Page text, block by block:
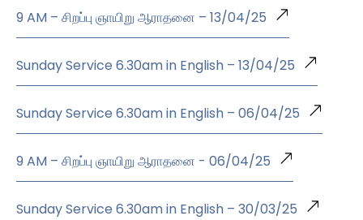
9 AM – சிறப்பு ஞாயிறு ஆராதனை – 13/04/25
Sunday Service 6.30am in English – 13/04/25
Sunday Service 6.30am in English – 06/04/25
9 AM – சிறப்பு ஞாயிறு ஆராதனை - 06/04/25
Sunday Service 6.30am in English – 30/03/25